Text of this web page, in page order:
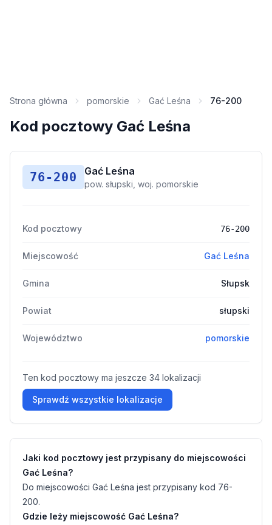
Strona główna pomorskie Gać Leśna 76-200
Kod pocztowy Gać Leśna
76-200 Gać Leśna
pow. słupski, woj. pomorskie
Kod pocztowy 76-200
Miejscowość Gać Leśna
Gmina Słupsk
Powiat słupski
Województwo pomorskie
Ten kod pocztowy ma jeszcze 34 lokalizacji
Sprawdź wszystkie lokalizacje
Jaki kod pocztowy jest przypisany do miejscowości
Gać Leśna?
Do miejscowości Gać Leśna jest przypisany kod 76-
200.
Gdzie leży miejscowość Gać Leśna?